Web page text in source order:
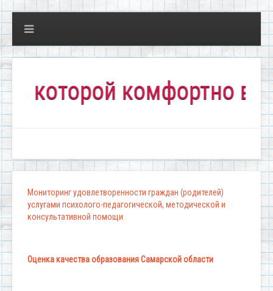
комфортно всем!"
Мониторинг удовлетворенности граждан (родителей)
услугами психолого-педагогической, методической и
консультативной помощи
Оценка качества образования Самарской области